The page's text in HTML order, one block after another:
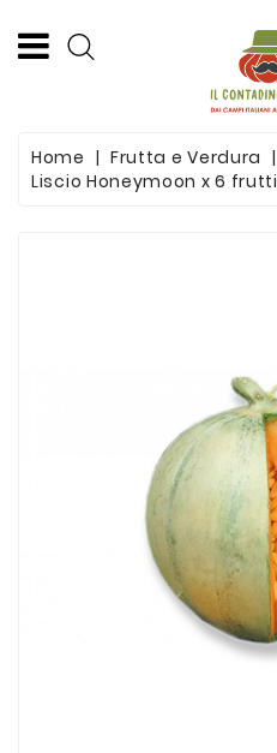
Frutta
Home Frutta e Verdura
Liscio Honeymoon x 6 frutti